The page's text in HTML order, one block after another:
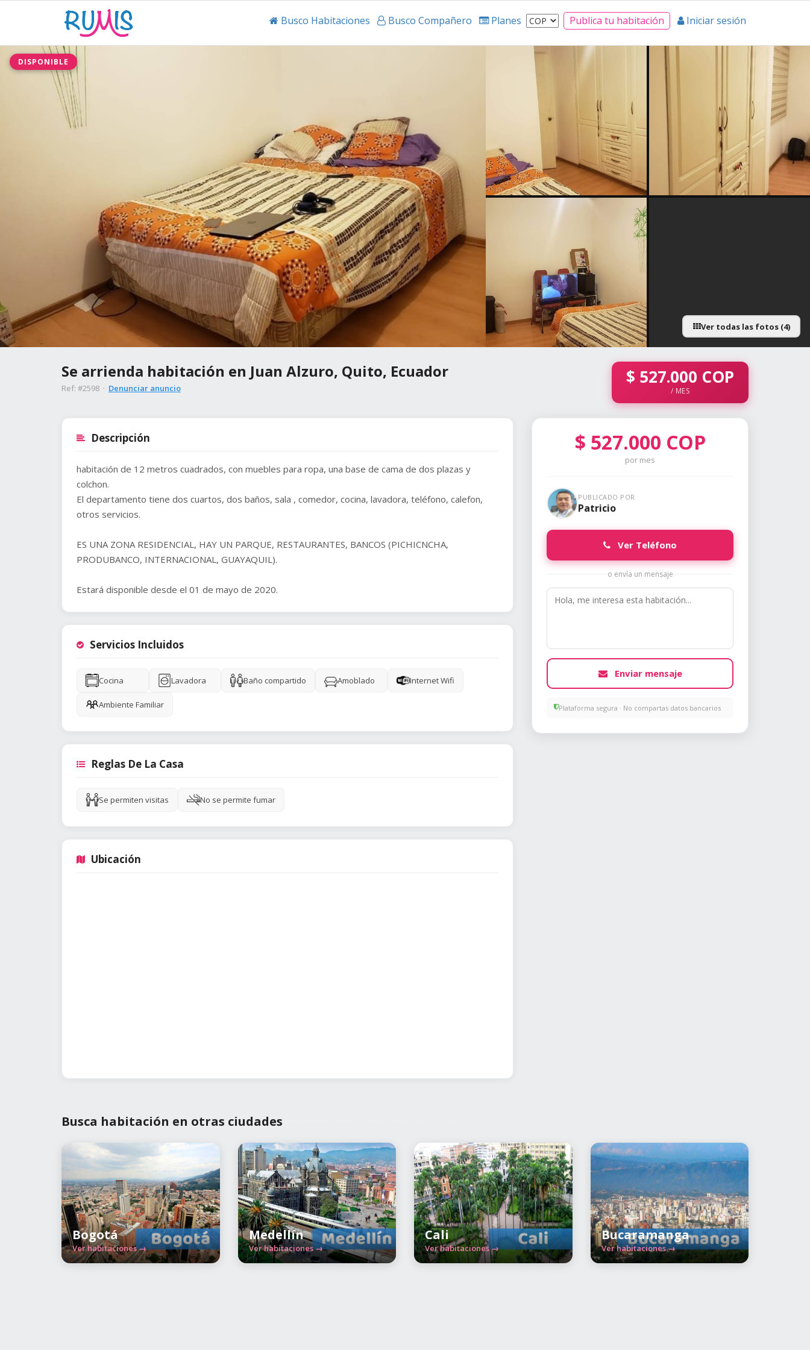
Busco Habitaciones Busco Compañero Planes Publica tu habitación Iniciar sesión
DISPONIBLE
Ver todas las fotos (4)
Se arrienda habitación en Juan Alzuro, Quito, Ecuador
Ref: #2598 · Denunciar anuncio
$ 527.000 COP
/ MES
Descripción
habitación de 12 metros cuadrados, con muebles para ropa, una base de cama de dos plazas y
colchon.
El departamento tiene dos cuartos, dos baños, sala , comedor, cocina, lavadora, teléfono, calefon,
otros servicios.
ES UNA ZONA RESIDENCIAL, HAY UN PARQUE, RESTAURANTES, BANCOS (PICHICNCHA,
PRODUBANCO, INTERNACIONAL, GUAYAQUIL).
Estará disponible desde el 01 de mayo de 2020.
Servicios Incluidos
Cocina Lavadora Baño compartido Amoblado Internet Wifi
Ambiente Familiar
Reglas De La Casa
Se permiten visitas No se permite fumar
Ubicación
$ 527.000 COP
por mes
PUBLICADO POR
Patricio
Ver Teléfono
o envía un mensaje
Enviar mensaje
Plataforma segura · No compartas datos bancarios
Busca habitación en otras ciudades
Bogotá
Ver habitaciones →
Medellín
Ver habitaciones →
Cali
Ver habitaciones →
Bucaramanga
Ver habitaciones →